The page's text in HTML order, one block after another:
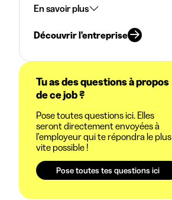
En savoir plus
Découvrir l'entreprise
Tu as des questions à propos
de ce job ?
Pose toutes questions ici. Elles
seront directement envoyées à
l'employeur qui te répondra le plus
vite possible !
Pose toutes tes questions ici